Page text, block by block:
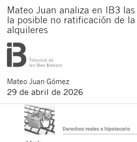
Mateo Juan analiza en IB3
la posible no ratificación de
alquileres
Mateo Juan Gómez
29 de abril de 2026